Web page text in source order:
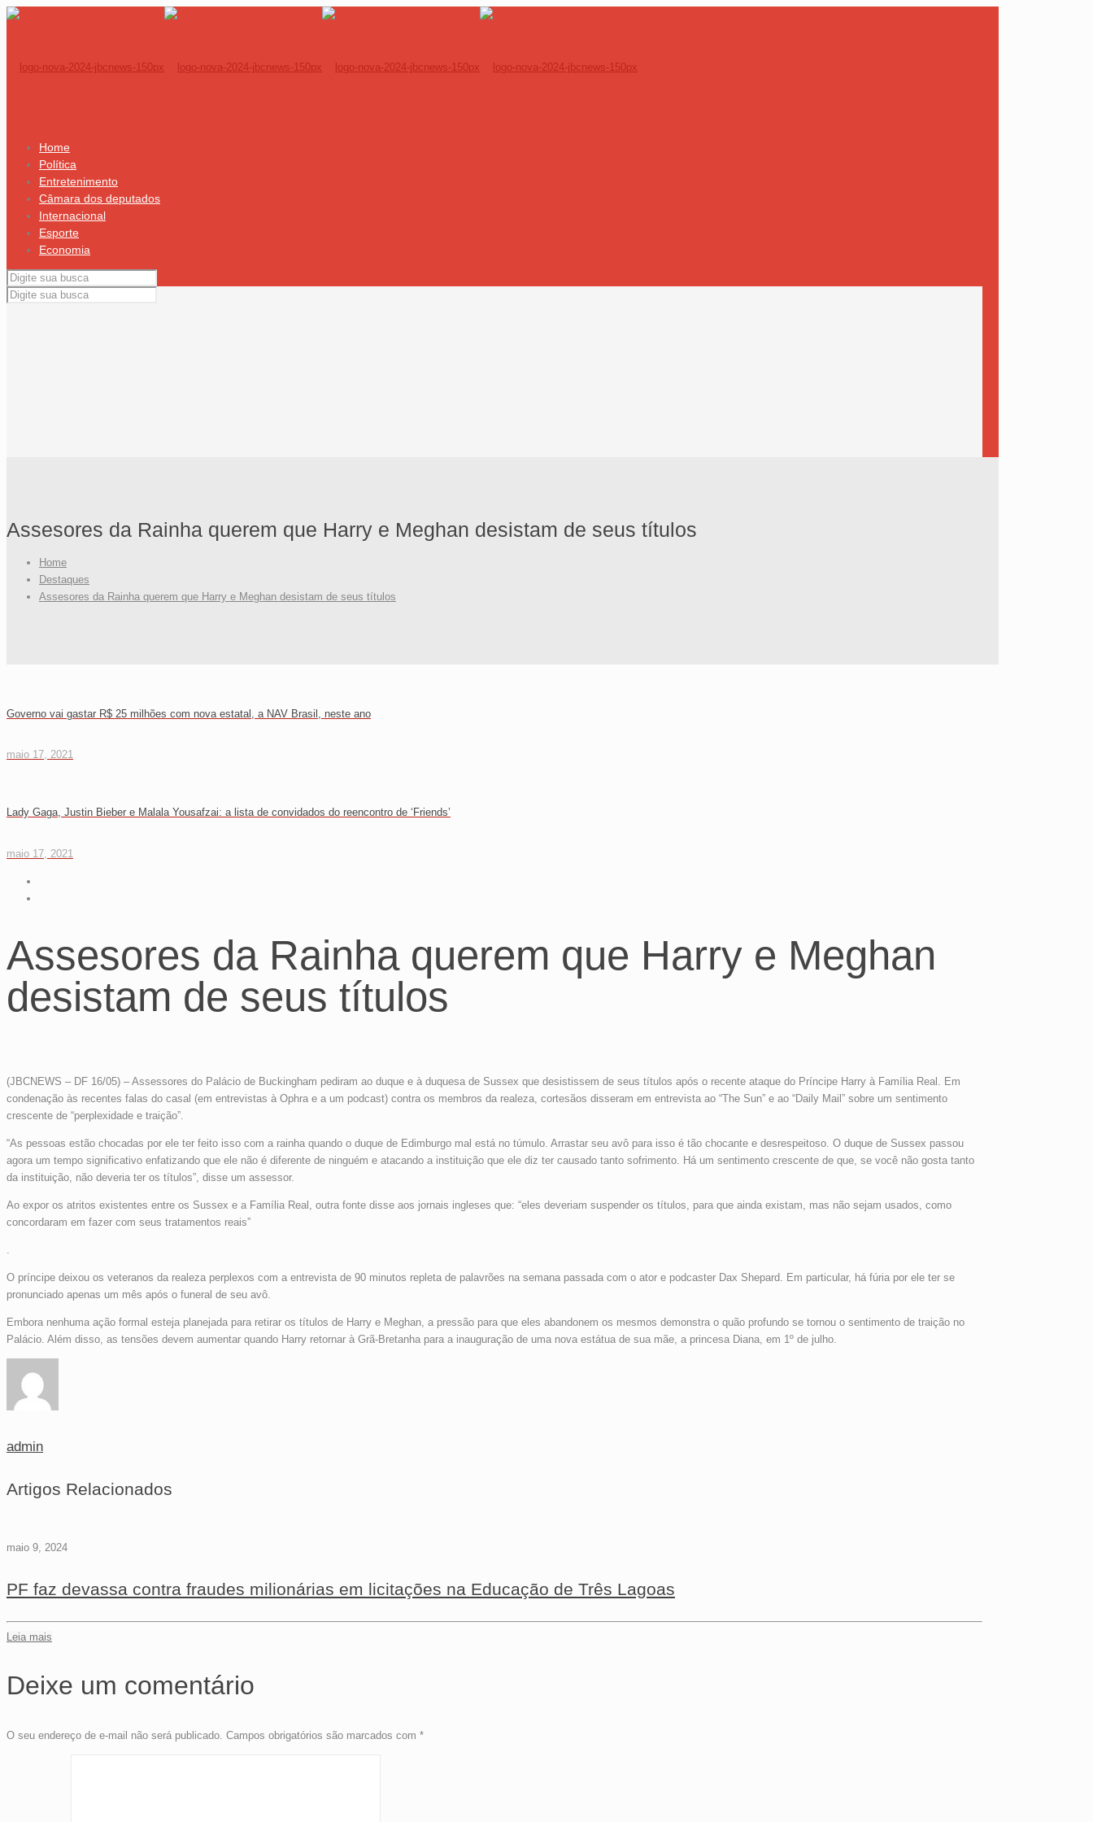
Home
Política
Entretenimento
Câmara dos deputados
Internacional
Esporte
Economia
Assesores da Rainha querem que Harry e Meghan desistam de seus títulos
Home
Destaques
Assesores da Rainha querem que Harry e Meghan desistam de seus títulos
Governo vai gastar R$ 25 milhões com nova estatal, a NAV Brasil, neste ano
maio 17, 2021
Lady Gaga, Justin Bieber e Malala Yousafzai: a lista de convidados do reencontro de ‘Friends’
maio 17, 2021
Assesores da Rainha querem que Harry e Meghan
desistam de seus títulos
(JBCNEWS – DF 16/05) – Assessores do Palácio de Buckingham pediram ao duque e à duquesa de Sussex que desistissem de seus títulos após o recente ataque do Príncipe Harry à Família Real. Em
condenação às recentes falas do casal (em entrevistas à Ophra e a um podcast) contra os membros da realeza, cortesãos disseram em entrevista ao “The Sun” e ao “Daily Mail” sobre um sentimento
crescente de “perplexidade e traição”.
“As pessoas estão chocadas por ele ter feito isso com a rainha quando o duque de Edimburgo mal está no túmulo. Arrastar seu avô para isso é tão chocante e desrespeitoso. O duque de Sussex passou
agora um tempo significativo enfatizando que ele não é diferente de ninguém e atacando a instituição que ele diz ter causado tanto sofrimento. Há um sentimento crescente de que, se você não gosta tanto
da instituição, não deveria ter os títulos”, disse um assessor.
Ao expor os atritos existentes entre os Sussex e a Família Real, outra fonte disse aos jornais ingleses que: “eles deveriam suspender os títulos, para que ainda existam, mas não sejam usados, como
concordaram em fazer com seus tratamentos reais”
O príncipe deixou os veteranos da realeza perplexos com a entrevista de 90 minutos repleta de palavrões na semana passada com o ator e podcaster Dax Shepard. Em particular, há fúria por ele ter se
pronunciado apenas um mês após o funeral de seu avô.
Embora nenhuma ação formal esteja planejada para retirar os títulos de Harry e Meghan, a pressão para que eles abandonem os mesmos demonstra o quão profundo se tornou o sentimento de traição no
Palácio. Além disso, as tensões devem aumentar quando Harry retornar à Grã-Bretanha para a inauguração de uma nova estátua de sua mãe, a princesa Diana, em 1º de julho.
admin
Artigos Relacionados
maio 9, 2024
PF faz devassa contra fraudes milionárias em licitações na Educação de Três Lagoas
Leia mais
Deixe um comentário
O seu endereço de e-mail não será publicado. Campos obrigatórios são marcados com *